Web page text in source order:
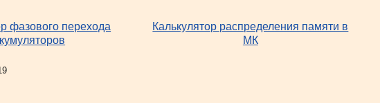
фазового перехода
Калькулятор распределения памяти в
МК